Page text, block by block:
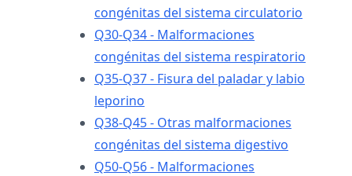
congénitas del sistema circulatorio
Q30-Q34 - Malformaciones
congénitas del sistema respiratorio
Q35-Q37 - Fisura del paladar y labio
leporino
Q38-Q45 - Otras malformaciones
congénitas del sistema digestivo
Q50-Q56 - Malformaciones